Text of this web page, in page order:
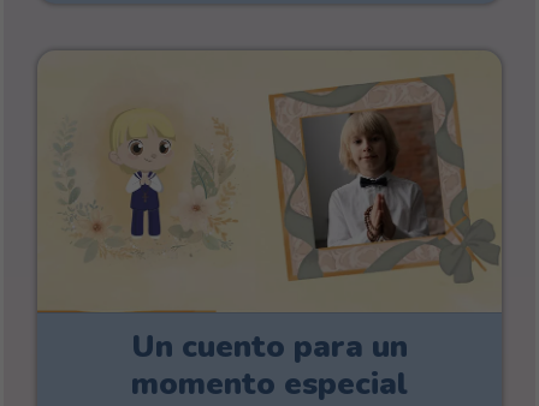
Un cuento para un
momento especial